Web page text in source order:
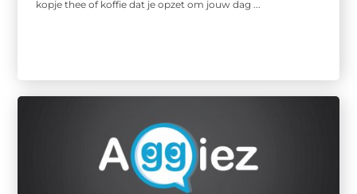
kopje thee of koffie dat je opzet om jouw dag ...